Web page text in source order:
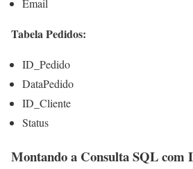
Email
Tabela Pedidos:
ID_Pedido
DataPedido
ID_Cliente
Status
Montando a Consulta SQL